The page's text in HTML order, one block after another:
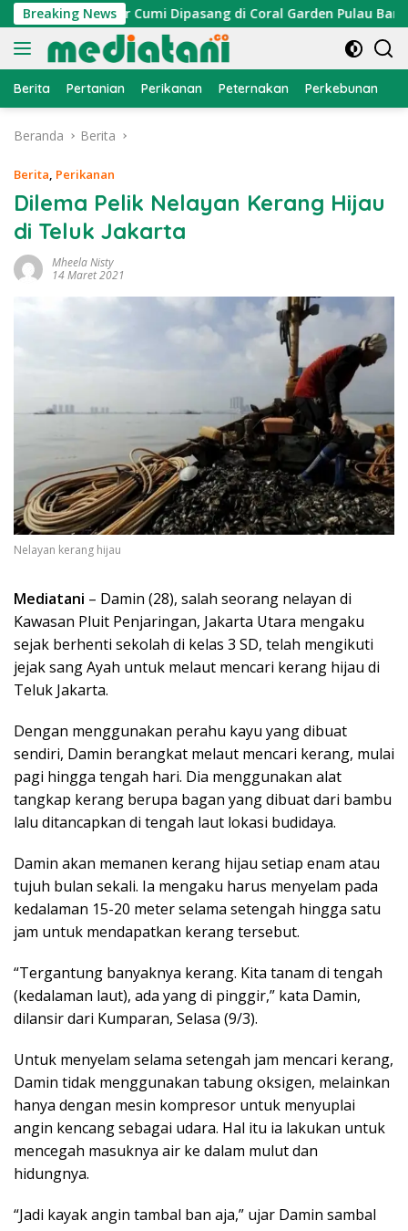
Langsung
ke
konten
Breaking News
Atraktor Cumi Dipasang di Coral Garden Pulau Barrang
Berita Pertanian Perikanan Peternakan Perkebunan
Beranda Berita
Berita, Perikanan
Dilema Pelik Nelayan Kerang Hijau
di Teluk Jakarta
Mheela Nisty
14 Maret 2021
Nelayan kerang hijau
Mediatani – Damin (28), salah seorang nelayan di
Kawasan Pluit Penjaringan, Jakarta Utara mengaku
sejak berhenti sekolah di kelas 3 SD, telah mengikuti
jejak sang Ayah untuk melaut mencari kerang hijau di
Teluk Jakarta.
Dengan menggunakan perahu kayu yang dibuat
sendiri, Damin berangkat melaut mencari kerang, mulai
pagi hingga tengah hari. Dia menggunakan alat
tangkap kerang berupa bagan yang dibuat dari bambu
lalu ditancapkan di tengah laut lokasi budidaya.
Damin akan memanen kerang hijau setiap enam atau
tujuh bulan sekali. Ia mengaku harus menyelam pada
kedalaman 15-20 meter selama setengah hingga satu
jam untuk mendapatkan kerang tersebut.
“Tergantung banyaknya kerang. Kita tanam di tengah
(kedalaman laut), ada yang di pinggir,” kata Damin,
dilansir dari Kumparan, Selasa (9/3).
Untuk menyelam selama setengah jam mencari kerang,
Damin tidak menggunakan tabung oksigen, melainkan
hanya dengan mesin kompresor untuk menyuplai
angin kencang sebagai udara. Hal itu ia lakukan untuk
mencegah masuknya air ke dalam mulut dan
hidungnya.
“Jadi kayak angin tambal ban aja,” ujar Damin sambal